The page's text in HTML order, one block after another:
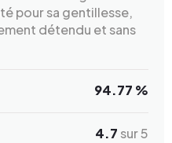
pour sa gentillesse,
détendu et sans
94.77 %
4.7 sur 5